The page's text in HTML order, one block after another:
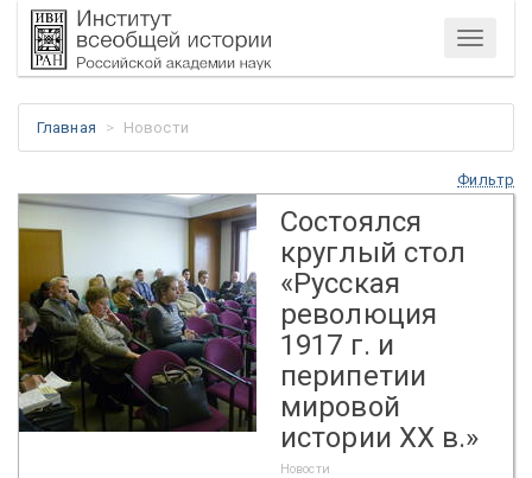
Меню
Главная Новости
Фильтр
Состоялся
круглый стол
«Русская
революция
1917 г. и
перипетии
мировой
истории ХХ в.»
Новости